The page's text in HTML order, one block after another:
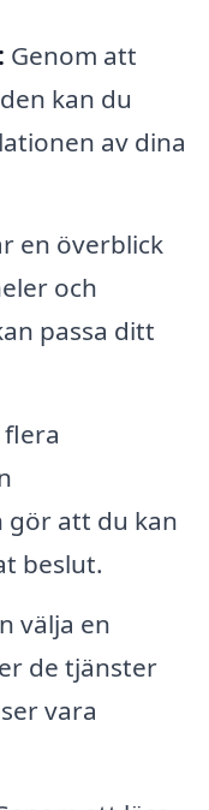
Genom att
kan du
av dina
en överblick
och
passa ditt
gör att du kan
beslut.
välja en
de tjänster
vara